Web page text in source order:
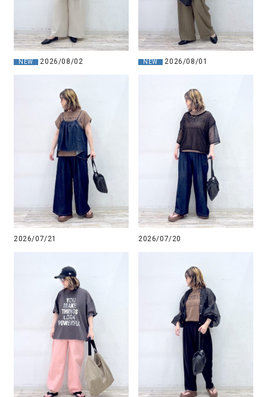
NEW 2026/08/02 NEW 2026/08/01
2026/07/21 2026/07/20